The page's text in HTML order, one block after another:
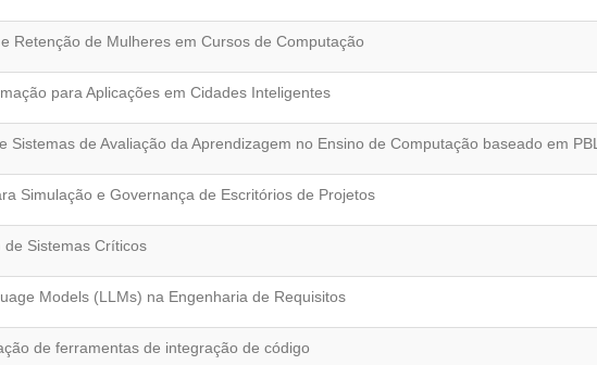
Retenção de Mulheres em Cursos de Computação
para Aplicações em Cidades Inteligentes
Sistemas de Avaliação da Aprendizagem no Ensino de Computação baseado em PBL
Simulação e Governança de Escritórios de Projetos
de Sistemas Críticos
Models (LLMs) na Engenharia de Requisitos
de ferramentas de integração de código